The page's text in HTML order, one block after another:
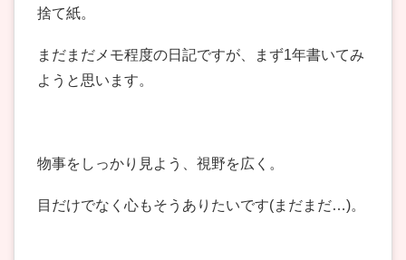
捨て紙。
まだまだメモ程度の日記ですが、まず1年書いてみ
ようと思います。
物事をしっかり見よう、視野を広く。
目だけでなく心もそうありたいです(まだまだ…)。